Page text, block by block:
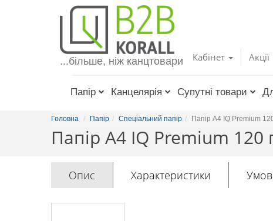
Toggle
navigation
Кабінет Акції
...більше, ніж канцтовари
Папір Канцелярія Супутні товари
Головна Папір Спеціальний папір Папір А4 IQ Premium
Папір А4 IQ Premium 120
Опис Характеристики